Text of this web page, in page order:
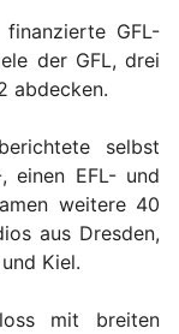
GFL-
der GFL, drei
abdecken.
selbst
einen EFL- und
weitere 40
aus Dresden,
Kiel.
mit breiten